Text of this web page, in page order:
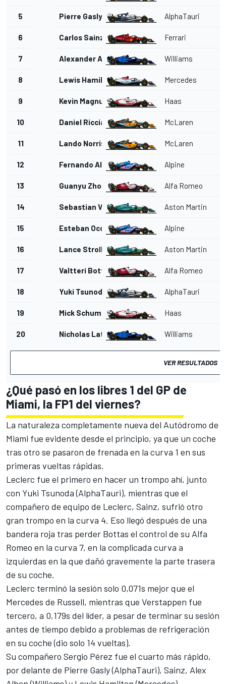
5 Pierre Gasly AlphaTauri
6 Carlos Sainz Jr. Ferrari
7 Alexander Albon Williams
8 Lewis Hamilton Mercedes
9 Kevin Magnussen Haas
10 Daniel Ricciardo McLaren
11 Lando Norris McLaren
12 Fernando Alonso Alpine
13 Guanyu Zhou Alfa Romeo
14 Sebastian Vettel Aston Martin
15 Esteban Ocon Alpine
16 Lance Stroll Aston Martin
17 Valtteri Bottas Alfa Romeo
18 Yuki Tsunoda AlphaTauri
19 Mick Schumacher Haas
20 Nicholas Latifi Williams
VER RESULTADOS
¿Qué pasó en los libres 1 del GP de
Miami, la FP1 del viernes?
La naturaleza completamente nueva del Autódromo de
Miami fue evidente desde el principio, ya que un coche
tras otro se pasaron de frenada en la curva 1 en sus
primeras vueltas rápidas.
Leclerc fue el primero en hacer un trompo ahí, junto
con Yuki Tsunoda(AlphaTauri), mientras que el
compañero de equipo de Leclerc, Sainz, sufrió otro
gran trompo en la curva 4. Eso llegó después de una
bandera roja tras perder Bottas el control de su Alfa
Romeo en la curva 7, en la complicada curva a
izquierdas en la que dañó gravemente la parte trasera
de su coche.
Leclerc terminó la sesión solo 0,071s mejor que el
Mercedes de Russell, mientras que Verstappen fue
tercero, a 0,179s del líder, a pesar de terminar su sesión
antes de tiempo debido a problemas de refrigeración
en su coche (dio solo 14 vueltas).
Su compañero Sergio Pérez fue el cuarto más rápido,
por delante de Pierre Gasly(AlphaTauri), Sainz, Alex